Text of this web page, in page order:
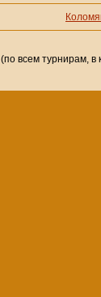
(по всем турнирам, в